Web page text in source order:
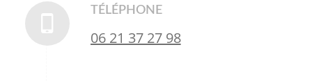
TÉLÉPHONE
06 21 37 27 98